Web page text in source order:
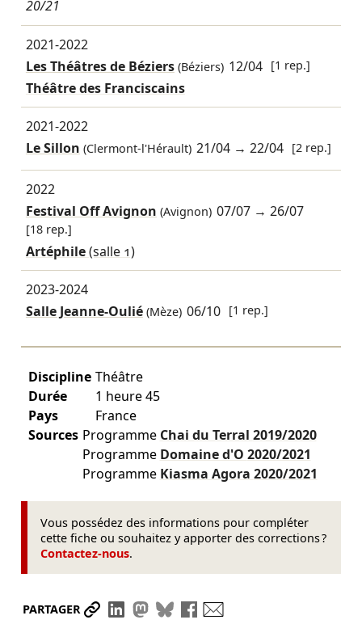
20/21
2021-2022
Les Théâtres de Béziers(Béziers) 12/04 [1 rep.]
Théâtre des Franciscains
2021-2022
Le Sillon (Clermont-l'Hérault) 21/04 →22/04 [2 rep.]
2022
Festival Off Avignon (Avignon) 07/07 →26/07
[18 rep.]
Artéphile(salle 1)
2023-2024
Salle Jeanne-Oulié(Mèze) 06/10 [1 rep.]
Discipline Théâtre
Durée
1 heure 45
Pays
France
Sources Programme Chai du Terral 2019/2020
Programme Domaine d'O 2020/2021
Programme Kiasma Agora 2020/2021
Vous possédez des informations pour compléter
cette fiche ou souhaitez y apporter des corrections ?
Contactez-nous.
PARTAGER Partager le lien
Partager sur LinkedIn
Partager sur Mastodon
Partager sur Bluesky
Partager sur Facebook